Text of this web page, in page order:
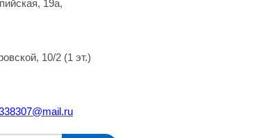
19а,
10/2 (1 эт.)
l.ru